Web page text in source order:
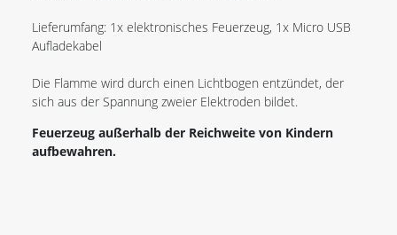
Lieferumfang: 1x elektronisches Feuerzeug, 1x Micro USB
Aufladekabel
Die Flamme wird durch einen Lichtbogen entzündet, der
sich aus der Spannung zweier Elektroden bildet.
Feuerzeug außerhalb der Reichweite von Kindern
aufbewahren.